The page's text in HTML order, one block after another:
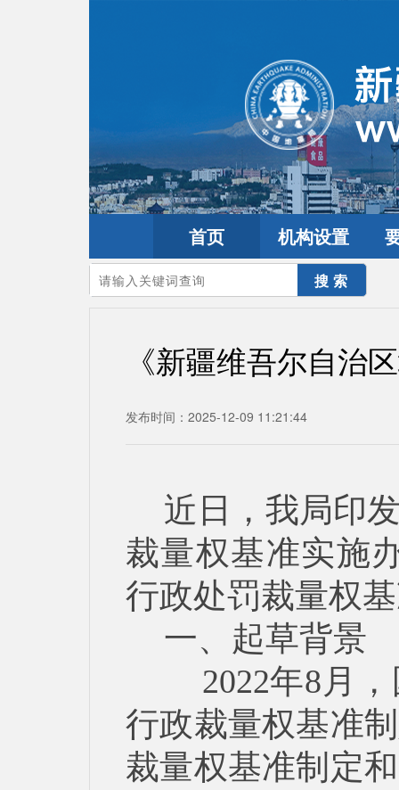
首页 机构设置
您的当前位置：首页>政务公开
《新疆维吾尔自治
发布时间：2025-12-09 11:21:44
近日，我局印
裁量权基准实施
行政处罚裁量权
一、起草背景
2022年8月，
行政裁量权基准
裁量权基准制定